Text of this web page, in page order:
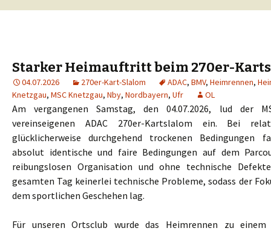
Starker Heimauftritt beim 270er-
04.07.2026 270er-Kart-Slalom ADAC, BMV, Heimrennen,
Knetzgau, MSC Knetzgau, Nby, Nordbayern, Ufr OL
Am vergangenen Samstag, den 04.07.2026, lud der
vereinseigenen ADAC 270er-Kartslalom ein. Bei
glücklicherweise durchgehend trockenen Bedingungen
absolut identische und faire Bedingungen auf dem
reibungslosen Organisation und ohne technische
gesamten Tag keinerlei technische Probleme, sodass der
dem sportlichen Geschehen lag.
Für unseren Ortsclub wurde das Heimrennen zu